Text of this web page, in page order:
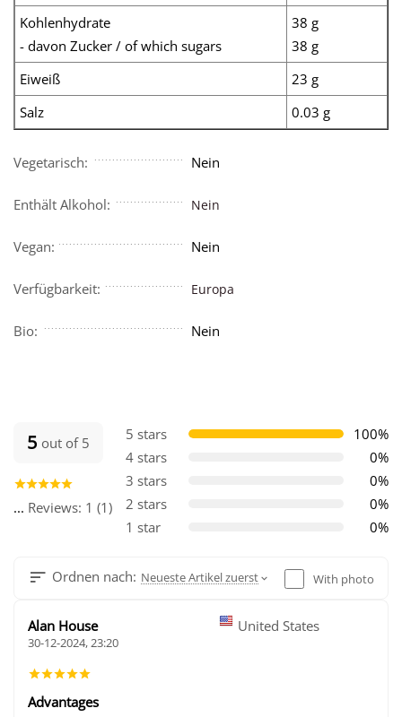
Kohlenhydrate
- davon Zucker / of which sugars
38 g
38 g
Eiweiß
23 g
Salz
0.03 g
Vegetarisch: Nein
Enthält Alkohol: Nein
Vegan: Nein
Verfügbarkeit: Europa
Bio: Nein
5 out of 5
... Reviews: 1 (1)
5 stars
100%
4 stars
0%
3 stars
0%
2 stars
0%
1 star
0%
Ordnen nach: Neueste Artikel zuerst With photo
Alan House United States
30-12-2024, 23:20
Advantages